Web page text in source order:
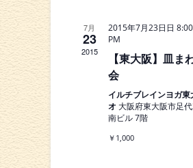
7月
23
2015
2015年7月23日日
PM
【東大阪】皿ま
会
イルチブレインヨガ東
オ 大阪府東大阪市足
南ビル 7階
￥1,000